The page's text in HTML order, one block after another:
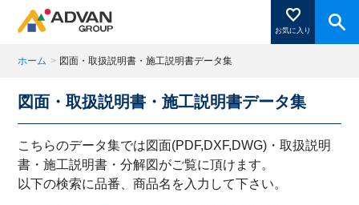
お気に入り
商品ページにある「お気に入り登録」を押すと登録した
商品がここに表示されます。
ホーム > 図面・取扱説明書・施工説明書データ集
図面・取扱説明書・施工説明書データ集
こちらのデータ集では図面(PDF,DXF,DWG)・取扱説明
書・施工説明書・分解図がご覧に頂けます。
以下の検索に品番、商品名を入力して下さい。